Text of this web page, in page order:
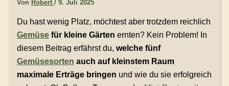
Von Robert / 9. Juli 2025
Du hast wenig Platz, möchtest aber trotzdem reichlich
Gemüsefür kleine Gärten ernten? Kein Problem! In
diesem Beitrag erfährst du, welche fünf
Gemüsesorten auch auf kleinstem Raum
maximale Erträge bringen und wie du sie erfolgreich